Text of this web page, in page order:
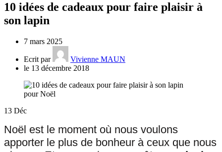
10 idées de cadeaux pour faire plaisir à
son lapin
7 mars 2025
Ecrit par
Vivienne MAUN
le 13 décembre 2018
13 Déc
Noël est le moment où nous voulons
apporter le plus de bonheur à ceux que nous